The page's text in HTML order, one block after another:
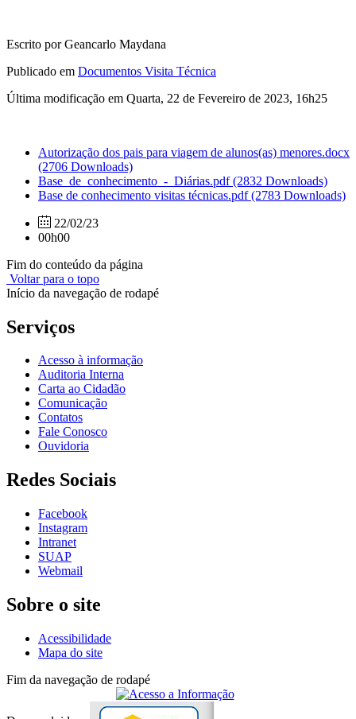
Escrito por Geancarlo Maydana
Publicado em Documentos Visita Técnica
Última modificação em Quarta, 22 de Fevereiro de 2023, 16h25
Autorização dos pais para viagem de alunos(as) menores.docx
(2706 Downloads)
Base_de_conhecimento_-_Diárias.pdf(2832 Downloads)
Base de conhecimento visitas técnicas.pdf(2783 Downloads)
22/02/23
00h00
Fim do conteúdo da página
Voltar para o topo
Início da navegação de rodapé
Serviços
Acesso à informação
Auditoria Interna
Carta ao Cidadão
Comunicação
Contatos
Fale Conosco
Ouvidoria
Redes Sociais
Facebook
Instagram
Intranet
SUAP
Webmail
Sobre o site
Acessibilidade
Mapa do site
Fim da navegação de rodapé